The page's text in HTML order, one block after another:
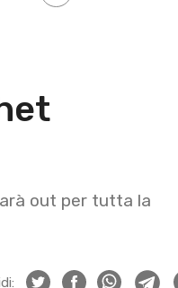
out per tutta la